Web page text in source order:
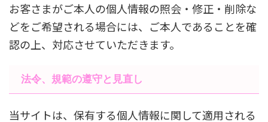
お客さまがご本人の個人情報の照会・修正・削除な
どをご希望される場合には、ご本人であることを確
認の上、対応させていただきます。
法令、規範の遵守と見直し
当サイトは、保有する個人情報に関して適用される